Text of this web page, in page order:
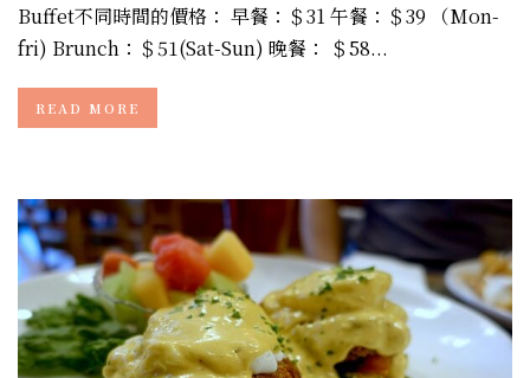
Buffet不同時間的價格： 早餐：＄31 午餐：＄39 （Mon-
fri) Brunch：＄51(Sat-Sun) 晚餐： ＄58...
READ MORE